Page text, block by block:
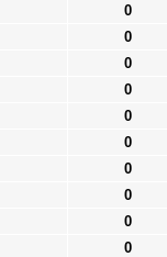
0
0
0
0
0
0
0
0
0
0